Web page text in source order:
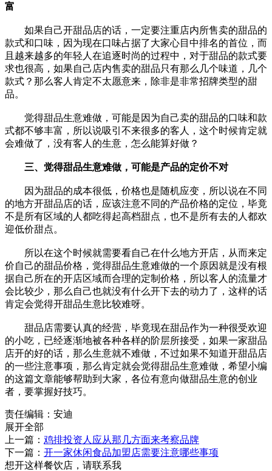
富
如果自己开甜品店的话，一定要注重店内所售卖的甜品的
款式和口味，因为现在口味占据了大家心目中排名的首位，而
且越来越多的年轻人在追逐时尚的过程中，对于甜品的款式要
求也很高，如果自己店内售卖的甜品只有那么几个味道，几个
款式？那么客人肯定不太愿意来，除非是非常招牌类型的甜
品。
觉得甜品生意难做，可能是因为自己卖的甜品的口味和款
式都不够丰富，所以说吸引不来很多的客人，这个时候肯定就
会难做了，没有客人的生意，怎么能算好做？
三、觉得甜品生意难做，可能是产品的定价不对
因为甜品的成本很低，价格也是随机应变，所以说在不同
的地方开甜品店的话，应该注意不同的产品价格的定位，毕竟
不是所有区域的人都吃得起高档甜点，也不是所有去的人都欢
迎低价甜点。
所以在这个时候就需要看自己在什么地方开店，从而来定
价自己的甜品价格，觉得甜品生意难做的一个原因就是没有根
据自己所在的开店区域而合理的定制价格，所以客人的流量才
会比较少，那么自己也就没有什么开下去的动力了，这样的话
肯定会觉得开甜品生意比较难呀。
甜品店需要认真的经营，毕竟现在甜品作为一种很受欢迎
的小吃，已经逐渐地被各种各样的阶层所接受，如果一家甜品
店开的好的话，那么生意就不难做，不过如果不知道开甜品店
的一些注意事项，那么肯定就会觉得甜品生意难做，希望小编
的这篇文章能够帮助到大家，各位有意向做甜品生意的创业
者，要掌握好技巧。
责任编辑：安迪
展开全部
上一篇： 鸡排投资人应从那几方面来考察品牌
下一篇： 开一家休闲食品加盟店需要注意哪些事项
想开这样餐饮店，请联系我